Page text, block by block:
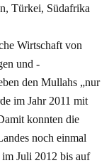
Türkei, Südafrika
Wirtschaft von
und -
den Mullahs „nur
im Jahr 2011 mit
konnten die
noch einmal
Juli 2012 bis auf